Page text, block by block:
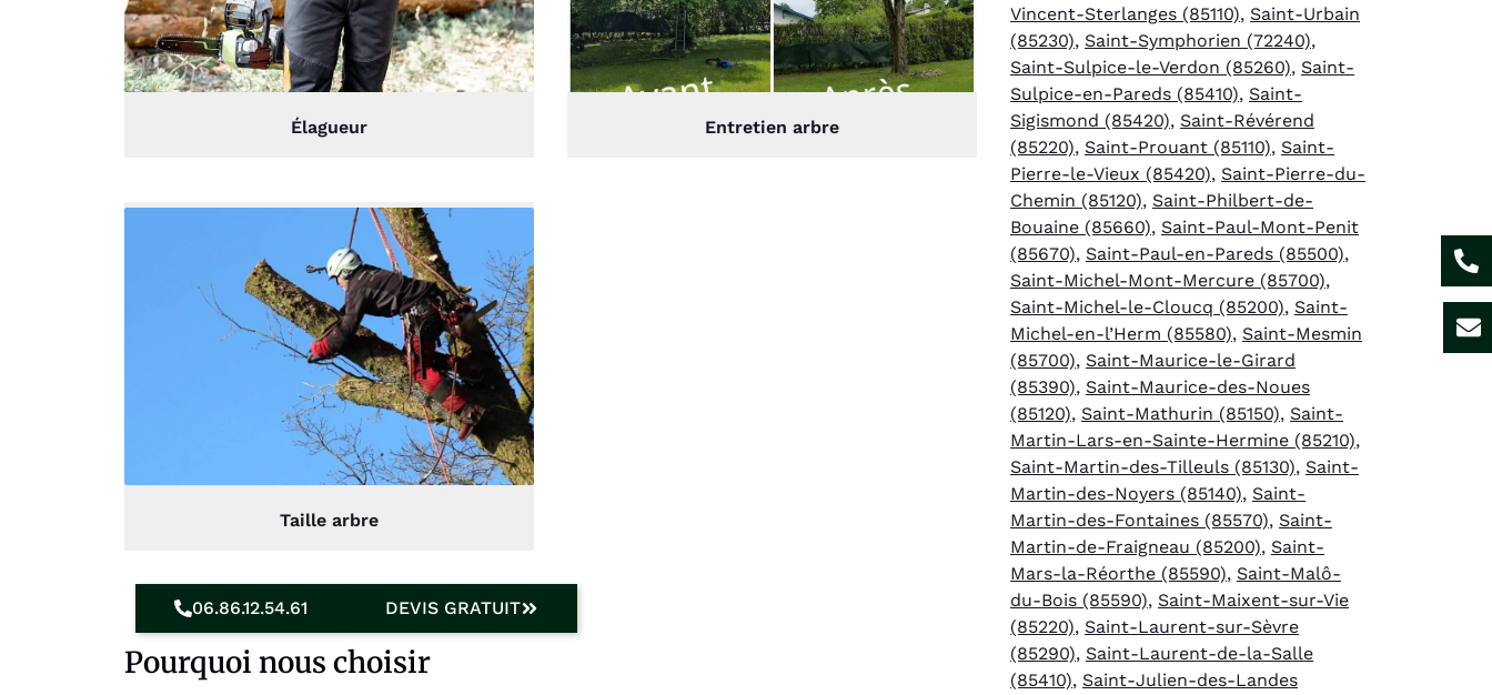
Élagueur Entretien arbre
Taille arbre
06.86.12.54.61 DEVIS GRATUIT
Pourquoi nous choisir
Vincent-Sterlanges (85110), Saint-Urbain
(85230), Saint-Symphorien (72240),
Saint-Sulpice-le-Verdon (85260), Saint-
Sulpice-en-Pareds (85410), Saint-
Sigismond (85420), Saint-Révérend
(85220), Saint-Prouant (85110), Saint-
Pierre-le-Vieux (85420), Saint-Pierre-du-
Chemin (85120), Saint-Philbert-de-
Bouaine (85660), Saint-Paul-Mont-Penit
(85670), Saint-Paul-en-Pareds (85500),
Saint-Michel-Mont-Mercure (85700),
Saint-Michel-le-Cloucq (85200), Saint-
Michel-en-l’Herm (85580), Saint-Mesmin
(85700), Saint-Maurice-le-Girard
(85390), Saint-Maurice-des-Noues
(85120), Saint-Mathurin (85150), Saint-
Martin-Lars-en-Sainte-Hermine (85210),
Saint-Martin-des-Tilleuls (85130), Saint-
Martin-des-Noyers (85140), Saint-
Martin-des-Fontaines (85570), Saint-
Martin-de-Fraigneau (85200), Saint-
Mars-la-Réorthe (85590), Saint-Malô-
du-Bois (85590), Saint-Maixent-sur-Vie
(85220), Saint-Laurent-sur-Sèvre
(85290), Saint-Laurent-de-la-Salle
(85410), Saint-Julien-des-Landes